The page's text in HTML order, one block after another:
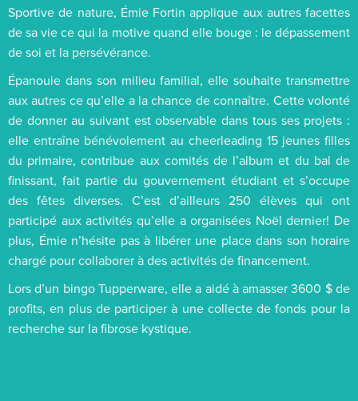
Sportive de nature, Émie Fortin applique aux autres facettes
de sa vie ce qui la motive quand elle bouge : le dépassement
de soi et la persévérance.
Épanouie dans son milieu familial, elle souhaite transmettre
aux autres ce qu’elle a la chance de connaître. Cette volonté
de donner au suivant est observable dans tous ses projets :
elle entraîne bénévolement au cheerleading 15 jeunes filles
du primaire, contribue aux comités de l’album et du bal de
finissant, fait partie du gouvernement étudiant et s’occupe
des fêtes diverses. C’est d’ailleurs 250 élèves qui ont
participé aux activités qu’elle a organisées Noël dernier! De
plus, Émie n’hésite pas à libérer une place dans son horaire
chargé pour collaborer à des activités de financement.
Lors d’un bingo Tupperware, elle a aidé à amasser 3600 $ de
profits, en plus de participer à une collecte de fonds pour la
recherche sur la fibrose kystique.